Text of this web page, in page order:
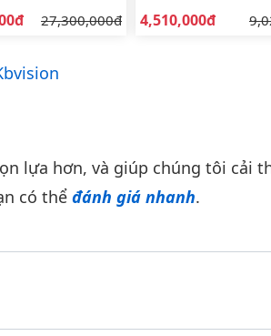
Thân 4MP Ai
Giá gốc:
27,300,000đ
IP thân Full Color
sáng kép thông
Giá bán:
4,510,000đ
lựa hơn, và giúp chúng tôi cải
có thể đánh giá nhanh.